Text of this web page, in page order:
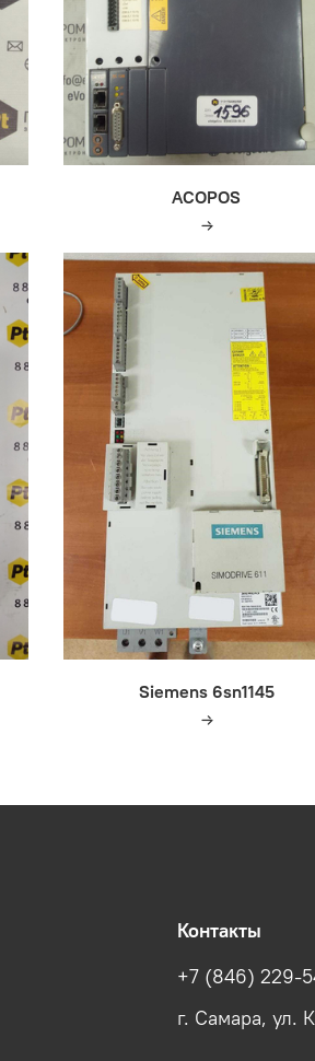
ACOPOS
Siemens 6sn1145
Контакты
+7 (846) 229-
г. Самара, ул.